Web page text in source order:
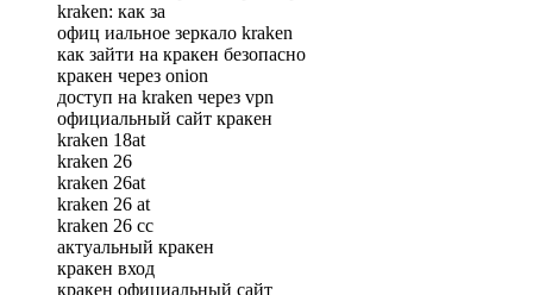
kraken: как за
офиц иальное зеркало kraken
как зайти на кракен безопасно
кракен через onion
доступ на kraken через vpn
официальный сайт кракен
kraken 18at
kraken 26
kraken 26at
kraken 26 at
kraken 26 сс
актуальный кракен
кракен вход
кракен официальный сайт